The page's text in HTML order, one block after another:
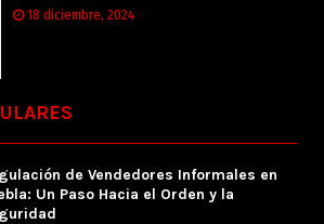
18 diciembre, 2024
de Vendedores Informales en
Un Paso Hacia el Orden y la